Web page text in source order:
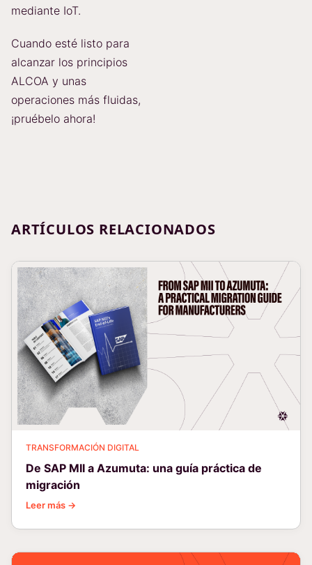
mediante IoT.
Cuando esté listo para
alcanzar los principios
ALCOA y unas
operaciones más fluidas,
¡pruébelo ahora!
ARTÍCULOS RELACIONADOS
TRANSFORMACIÓN DIGITAL
De SAP MII a Azumuta: una guía práctica de
migración
Leer más →